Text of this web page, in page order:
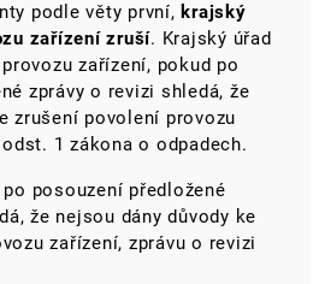
podle věty první, krajský
zařízení zruší. Krajský úřad
zařízení, pokud po
zprávy o revizi shledá, že
zrušení povolení provozu
1 zákona o odpadech.
posouzení předložené
že nejsou dány důvody ke
zařízení, zprávu o revizi